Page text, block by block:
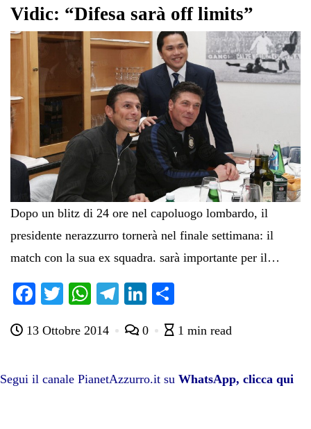
Vidic: “Difesa sarà off limits”
Dopo un blitz di 24 ore nel capoluogo lombardo, il
presidente nerazzurro tornerà nel finale settimana: il
match con la sua ex squadra. sarà importante per il…
Fa
bo
T
tte
W
ts
pp
Te
gr
m
Li
ed di
di
13 Ottobre 2014 0 1 min read
Segui il canale PianetAzzurro.it su WhatsApp, clicca qui